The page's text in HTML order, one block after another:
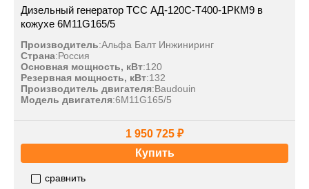
Дизельный генератор ТСС АД-120С-Т400-1РКМ9 в
кожухе 6M11G165/5
Производитель:Альфа Балт Инжиниринг
Страна:Россия
Основная мощность, кВт:120
Резервная мощность, кВт:132
Производитель двигателя:Baudouin
Модель двигателя:6M11G165/5
1 950 725 ₽
Купить
сравнить